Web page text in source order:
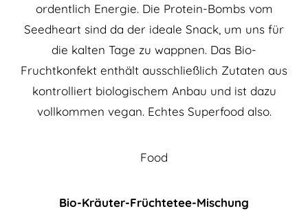
ordentlich Energie. Die Protein-Bombs vom
Seedheart sind da der ideale Snack, um uns für
die kalten Tage zu wappnen. Das Bio-
Fruchtkonfekt enthält ausschließlich Zutaten aus
kontrolliert biologischem Anbau und ist dazu
vollkommen vegan. Echtes Superfood also.
Food
Bio-Kräuter-Früchtetee-Mischung